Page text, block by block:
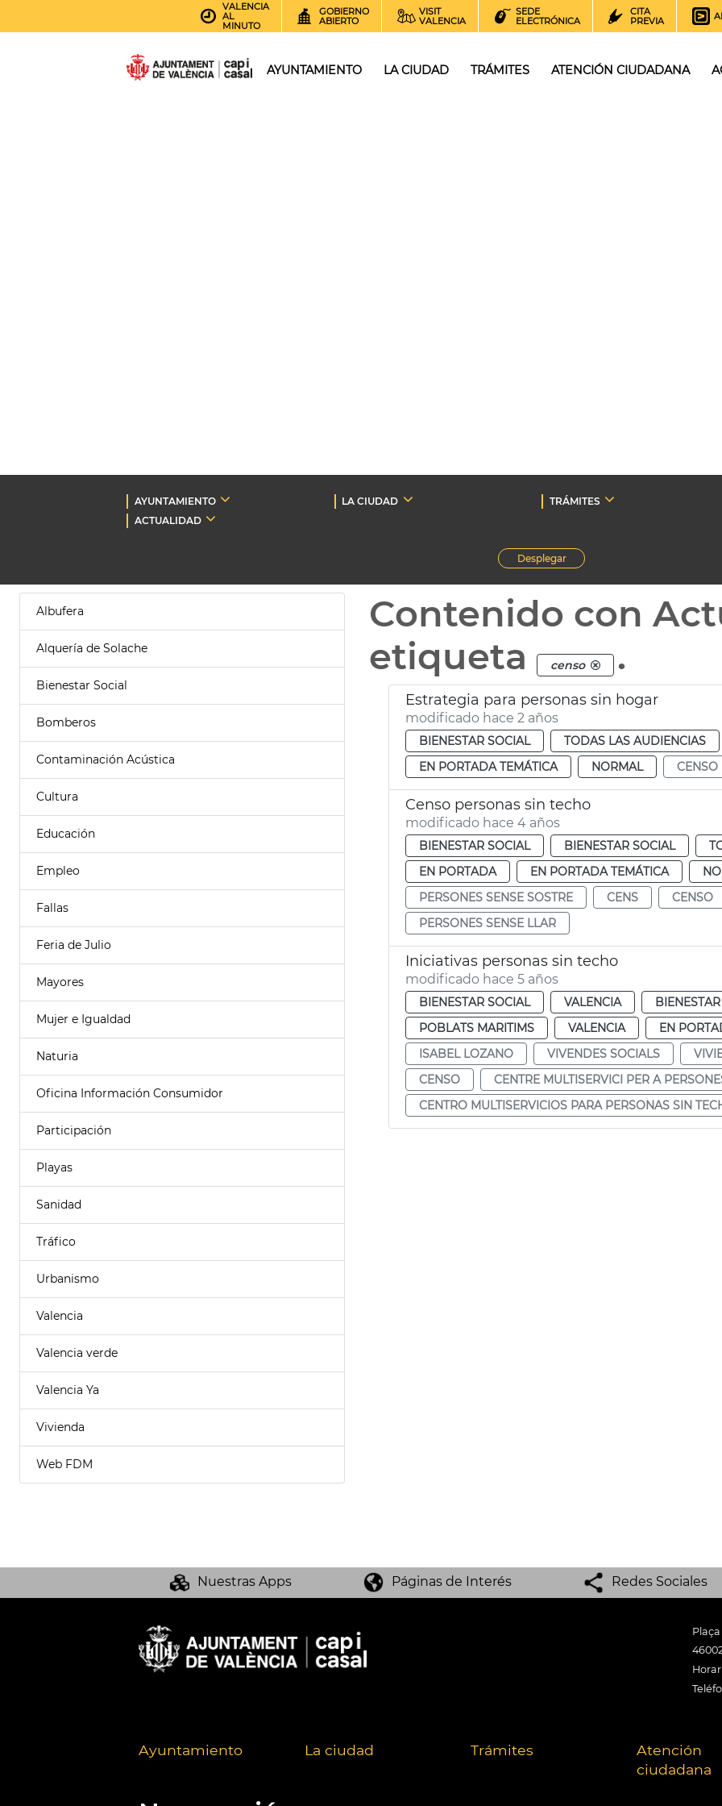
VALENCIA
AL
MINUTO
GOBIERNO
ABIERTO
VISIT
VALENCIA
SEDE
ELECTRÓNICA
CITA
PREVIA
AYUNTAMIENTO LA CIUDAD TRÁMITES ATENCIÓN CIUDADANA
AYUNTAMIENTO LA CIUDAD
TRÁMITES
ACTUALIDAD
Desplegar
Albufera
Alquería de Solache
Bienestar Social
Bomberos
Contaminación Acústica
Cultura
Educación
Empleo
Fallas
Feria de Julio
Mayores
Mujer e Igualdad
Naturia
Oficina Información Consumidor
Participación
Playas
Sanidad
Tráfico
Urbanismo
Valencia
Valencia verde
Valencia Ya
Vivienda
Web FDM
Contenido con
etiqueta
censo .
Estrategia para personas sin hogar
modificado hace 2 años
BIENESTAR SOCIAL
TODAS LAS AUDIENCIAS
EN PORTADA TEMÁTICA
NORMAL CENSO
Censo personas sin techo
modificado hace 4 años
BIENESTAR SOCIAL BIENESTAR SOCIAL
EN PORTADA
EN PORTADA TEMÁTICA
PERSONES SENSE SOSTRE
CENS
CENSO
PERSONES SENSE LLAR
Iniciativas personas sin techo
modificado hace 5 años
BIENESTAR SOCIAL VALENCIA
POBLATS MARITIMS
VALENCIA
EN
ISABEL LOZANO
VIVENDES SOCIALS
CENSO
CENTRE MULTISERVICI PER A
CENTRO MULTISERVICIOS PARA PERSONAS SIN
Nuestras Apps Páginas de Interés Redes Sociales
Ayuntamiento La ciudad Trámites
Atención
ciudadana